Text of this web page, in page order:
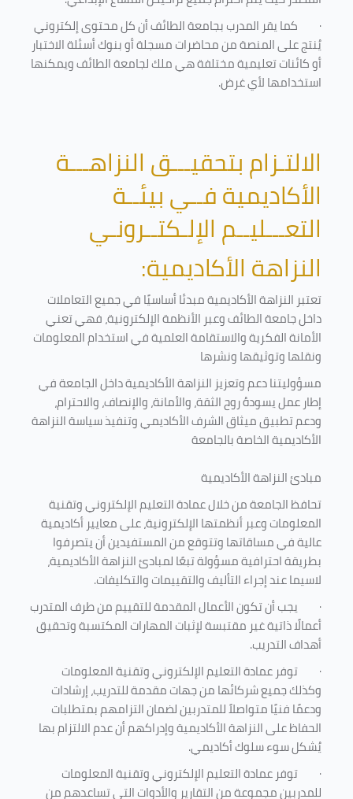
· كما يقر المدرب بجامعة الطائف أن كل محتوى إلكتروني
يُنتج على المنصة من محاضرات مسجلة أو بنوك أسئلة الاختبار
أو كائنات تعليمية مختلفة هي ملك لجامعة الطائف ويمكنها
استخدامها لأي غرض.
الالتـزام بتحقيـــق النزاهـــة
الأكاديمية فــي بيئــة
التعـــليــم الإلـكتــرونـي
النزاهة الأكاديمية:
تعتبر النزاهة الأكاديمية مبدئا أساسيًا في جميع التعاملات
داخل جامعة الطائف وعبر الأنظمة الإلكترونية، فهي تعني
الأمانة الفكرية والاستقامة العلمية في استخدام المعلومات
ونقلها وتوثيقها ونشرها
مسؤوليتنا دعم وتعزيز النزاهة الأكاديمية داخل الجامعة في
إطار عمل يسودهُ روح الثقة، والأمانة، والإنصاف، والاحترام،
ودعم تطبيق ميثاق الشرف الأكاديمي وتنفيذ سياسة النزاهة
الأكاديمية الخاصة بالجامعة
مبادئ النزاهة الأكاديمية
تحافظ الجامعة من خلال عمادة التعليم الإلكتروني وتقنية
المعلومات وعبر أنظمتها الإلكترونية، على معايير أكاديمية
عالية في مساقاتها وتتوقع من المستفيدين أن يتصرفوا
بطريقة احترافية مسؤولة تبعًا لمبادئ النزاهة الأكاديمية،
لاسيما عند إجراء التأليف والتقييمات والتكليفات.
· يجب أن تكون الأعمال المقدمة للتقييم من طرف المتدرب
أعمالًا ذاتية غير مقتبسة لإثبات المهارات المكتسبة وتحقيق
أهداف التدريب.
· توفر عمادة التعليم الإلكتروني وتقنية المعلومات
وكذلك جميع شركائها من جهات مقدمة للتدريب، إرشادات
ودعمًا فنيًا متواصلاً للمتدربين لضمان التزامهم بمتطلبات
الحفاظ على النزاهة الأكاديمية وإدراكهم أن عدم الالتزام بها
يُشكل سوء سلوك أكاديمي.
· توفر عمادة التعليم الإلكتروني وتقنية المعلومات
للمدربين مجموعة من التقارير والأدوات التي تساعدهم من